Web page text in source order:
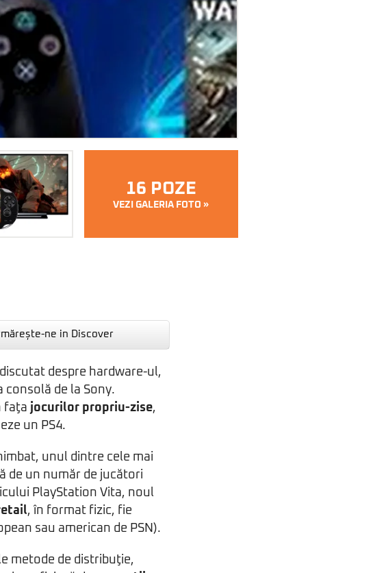
16 POZE
VEZI GALERIA FOTO »
ne in Discover
despre hardware-ul,
de la Sony.
faţa jocurilor propriu-zise,
un PS4.
unul dintre cele mai
de un număr de jucători
PlayStation Vita, noul
, în format fizic, fie
sau american de PSN).
metode de distribuţie,